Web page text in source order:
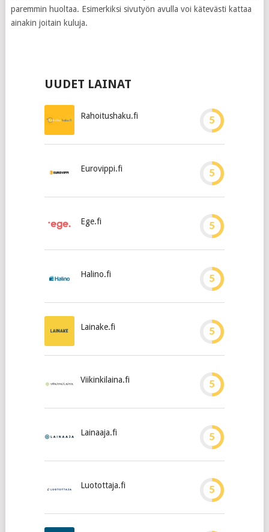
paremmin huoltaa. Esimerkiksi sivutyön avulla voi kätevästi kattaa
ainakin joitain kuluja.
UUDET LAINAT
Rahoitushaku.fi 5
Eurovippi.fi 5
Ege.fi 5
Halino.fi 5
Lainake.fi 5
Viikinkilaina.fi 5
Lainaaja.fi 5
Luotottaja.fi 5